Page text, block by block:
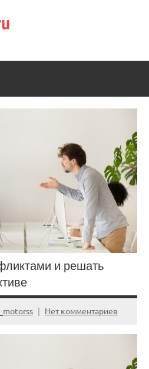
и решать
Нет комментариев